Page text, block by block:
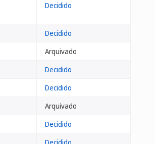
Decidido
Decidido
Arquivado
Decidido
Decidido
Arquivado
Decidido